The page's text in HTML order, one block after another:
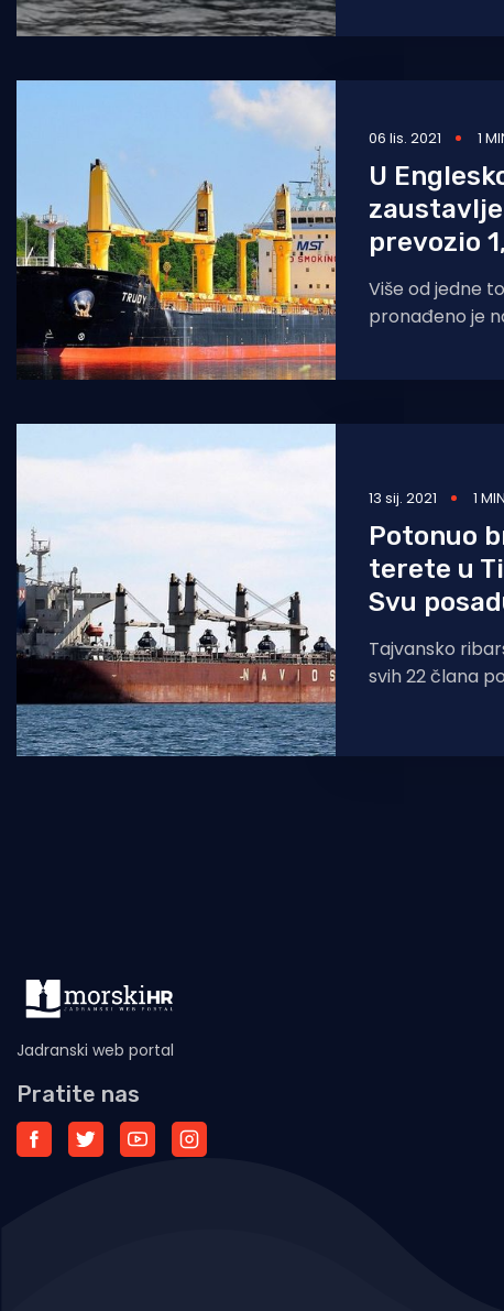
06 lis. 2021 1
U
prevozio
Više od jedne
pronađeno je
13 sij. 2021 1
Potonuo
terete u
Svu
Tajvansko
svih 22 člana
Jadranski web portal
Pratite nas